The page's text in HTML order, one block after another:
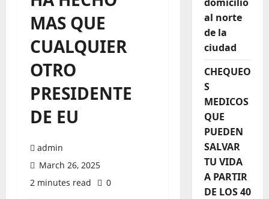
MAS QUE
CUALQUIER
OTRO
PRESIDENTE
DE EU
admin
March 26, 2025
2 minutes read
0
al norte
de la
ciudad
CHEQUEO
S
MEDICOS
QUE
PUEDEN
SALVAR
TU VIDA
A PARTIR
DE LOS 40